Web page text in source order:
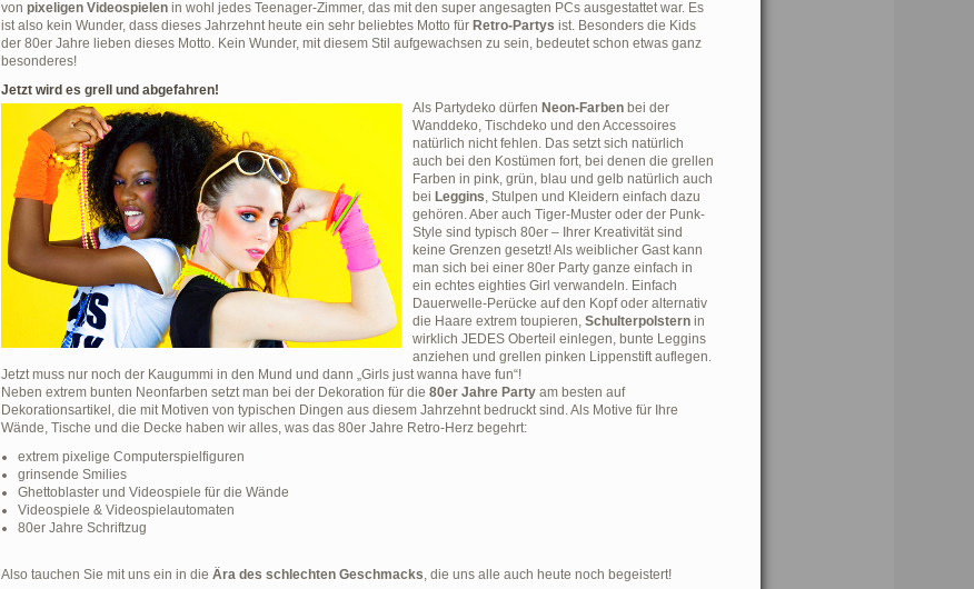
von pixeligen Videospielen in wohl jedes Teenager-Zimmer, das mit den super angesagten PCs ausgestattet war. Es
ist also kein Wunder, dass dieses Jahrzehnt heute ein sehr beliebtes Motto für Retro-Partys ist. Besonders die Kids
der 80er Jahre lieben dieses Motto. Kein Wunder, mit diesem Stil aufgewachsen zu sein, bedeutet schon etwas ganz
besonderes!
Jetzt wird es grell und abgefahren!
Als Partydeko dürfen Neon-Farben bei der
Wanddeko, Tischdeko und den Accessoires
natürlich nicht fehlen. Das setzt sich natürlich
auch bei den Kostümen fort, bei denen die grellen
Farben in pink, grün, blau und gelb natürlich auch
bei Leggins, Stulpen und Kleidern einfach dazu
gehören. Aber auch Tiger-Muster oder der Punk-
Style sind typisch 80er – Ihrer Kreativität sind
keine Grenzen gesetzt! Als weiblicher Gast kann
man sich bei einer 80er Party ganze einfach in
ein echtes eighties Girl verwandeln. Einfach
Dauerwelle-Perücke auf den Kopf oder alternativ
die Haare extrem toupieren, Schulterpolstern in
wirklich JEDES Oberteil einlegen, bunte Leggins
anziehen und grellen pinken Lippenstift auflegen.
Jetzt muss nur noch der Kaugummi in den Mund und dann „Girls just wanna have fun“!
Neben extrem bunten Neonfarben setzt man bei der Dekoration für die 80er Jahre Party am besten auf
Dekorationsartikel, die mit Motiven von typischen Dingen aus diesem Jahrzehnt bedruckt sind. Als Motive für Ihre
Wände, Tische und die Decke haben wir alles, was das 80er Jahre Retro-Herz begehrt:
extrem pixelige Computerspielfiguren
grinsende Smilies
Ghettoblaster und Videospiele für die Wände
Videospiele & Videospielautomaten
80er Jahre Schriftzug
Also tauchen Sie mit uns ein in die Ära des schlechten Geschmacks, die uns alle auch heute noch begeistert!